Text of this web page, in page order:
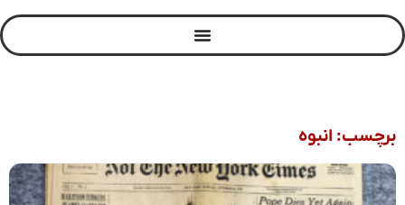
برچسب: انبوه